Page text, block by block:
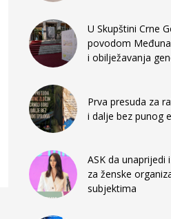
U Skupštini Crne
povodom
i obilježavanja
Prva presuda za
i dalje bez punog
ASK da unaprijedi
za ženske
subjektima